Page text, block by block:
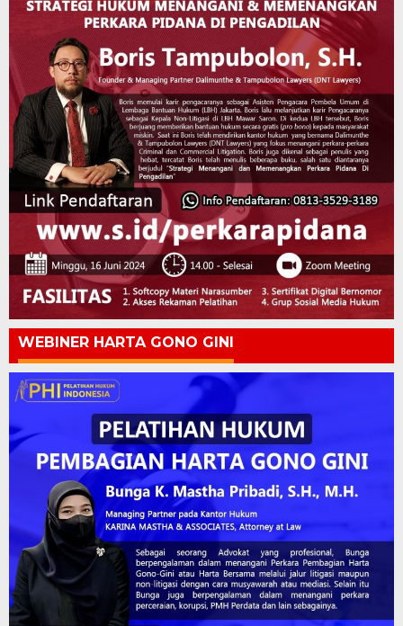
WEBINER HARTA GONO GINI